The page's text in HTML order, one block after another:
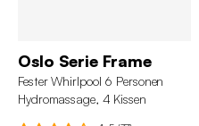
Oslo Serie Frame
Fester Whirlpool 6 Personen
Hydromassage, 4 Kissen